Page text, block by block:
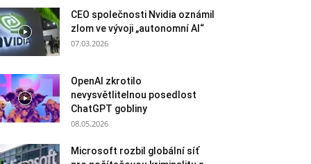
CEO společnosti Nvidia oznámil
zlom ve vývoji „autonomní AI“
07.03.2026
OpenAI zkrotilo
nevysvětlitelnou posedlost
ChatGPT gobliny
08.05.2026
Microsoft rozbil globální síť